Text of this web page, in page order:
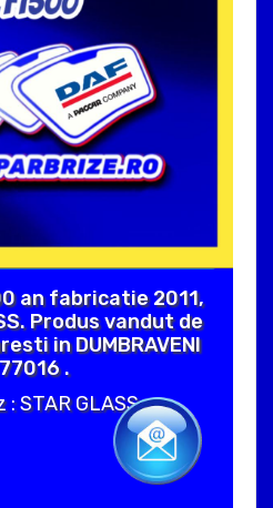
an fabricatie 2011,
Produs vandut de
in DUMBRAVENI
.
STAR GLASS